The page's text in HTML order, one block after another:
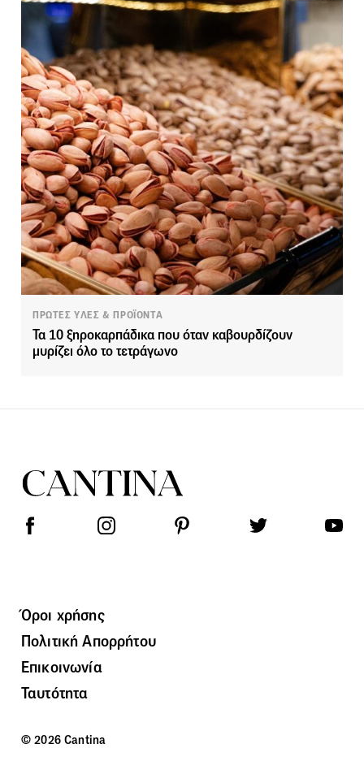
ΠΡΩΤΕΣ ΥΛΕΣ & ΠΡΟΪΟΝΤΑ
Τα 10 ξηροκαρπάδικα που όταν καβουρδίζουν
μυρίζει όλο το τετράγωνο
Όροι χρήσης
Πολιτική Απορρήτου
Επικοινωνία
Ταυτότητα
© 2026 Cantina